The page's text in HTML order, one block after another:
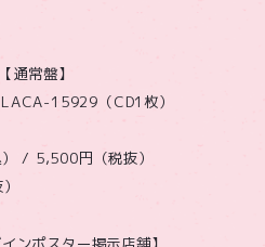
通常盤】
15929（CD1枚）
/ 5,500円（税抜）